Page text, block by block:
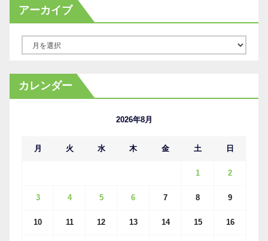
アーカイブ
カ
イ
カレンダー
2026年8月
月 火 水 木 金 土 日
1 2
3 4 5 6 7 8 9
10 11 12 13 14 15 16